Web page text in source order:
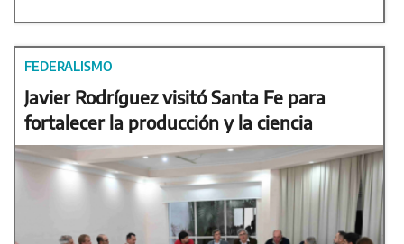
FEDERALISMO
Javier Rodríguez visitó Santa Fe para
fortalecer la producción y la ciencia